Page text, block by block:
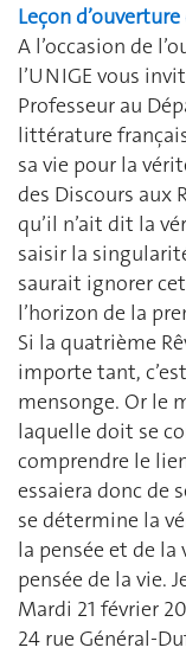
Leçon
A l’occasion de
l’UNIGE vous
Professeur au
littérature
sa vie pour la
des Discours aux
qu’il n’ait dit la
saisir la
saurait ignorer
l’horizon de la
Si la quatrième
importe tant,
mensonge. Or le
laquelle doit se
comprendre le
essaiera donc de
se détermine la
la pensée et de la
pensée de la vie.
Mardi 21 février
24 rue Général-